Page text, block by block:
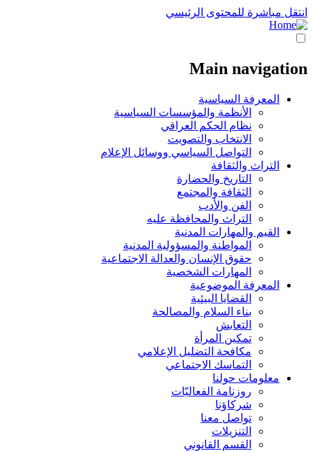
انتقل مباشرة للمحتوى الرئيسي
Main navigation
المعرفة السياسية
الأنظمة والمؤسسات السياسية
نظام الحكم العراقي
الانتخاب والتصويت
التواصل السياسي ووسائل الإعلام
التراث والثقافة
التاريخ والحضارة
الثقافة والمجتمع
الفن والأدب
التراث والمحافظة عليه
القيم والمهارات المدنية
المواطنة والمسؤولية المدنية
حقوق الإنسان والعدالة الاجتماعية
المهارات الشخصية
المعرفة الموضوعية
القضايا البيئية
بناء السلام والمصالحة
التعايش
تمكين المرأة
مكافحة التضليل الإعلامي
التماسك الاجتماعي
معلومات حولنا
روزنامة الفعاليّات
شركاؤنا
تواصل معنا
التنزيلات
القسم القانوني